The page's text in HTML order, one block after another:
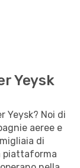
Yeysk
Yeysk? Noi di
aeree e
di
piattaforma